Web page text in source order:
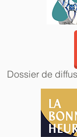
Dossier de